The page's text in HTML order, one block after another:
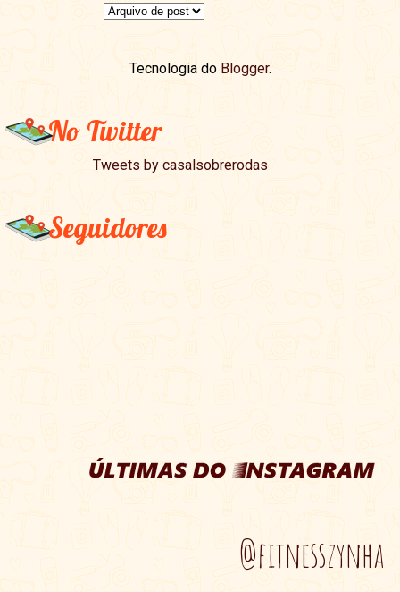
Tecnologia do Blogger.
No Twitter
Tweets by casalsobrerodas
Seguidores
@fitnesszynha